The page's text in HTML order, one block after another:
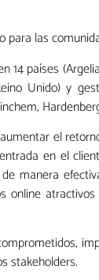
las
países
Unido) y
el
en el
manera
stakeholders.